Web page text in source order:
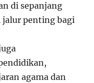
di sepanjang
jalur penting bagi
agama dan